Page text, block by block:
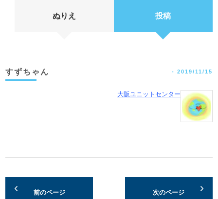
ぬりえ 投稿
すずちゃん - 2019/11/15
大阪ユニットセンター
前のページ 次のページ